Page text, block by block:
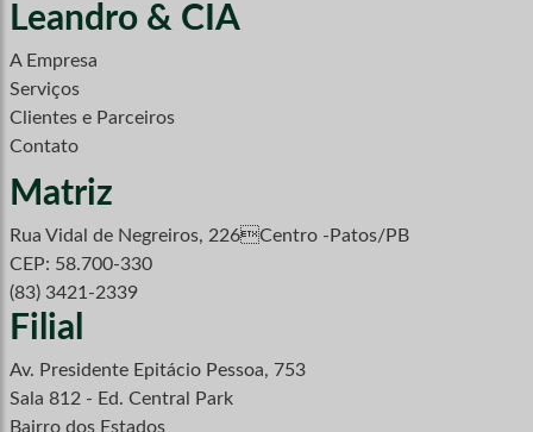
Leandro & CIA
A Empresa
Serviços
Clientes e Parceiros
Contato
Matriz
Rua Vidal de Negreiros, 226Centro -Patos/PB
CEP: 58.700-330
(83) 3421-2339
Filial
Av. Presidente Epitácio Pessoa, 753
Sala 812 - Ed. Central Park
Bairro dos Estados